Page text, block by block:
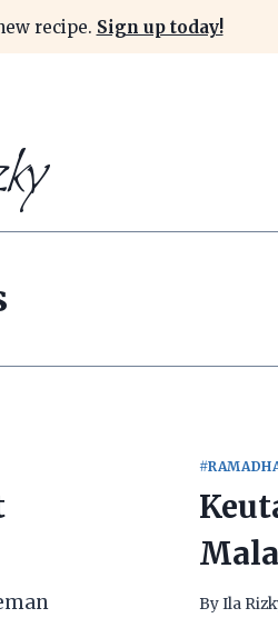
recipe. Sign up today!
ByIla